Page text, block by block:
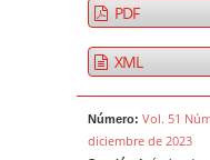
PDF
XML
Número: Vol. 51
diciembre de 2023